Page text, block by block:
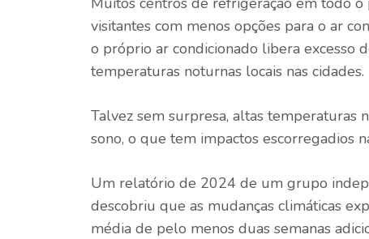
visitantes com menos opções para o ar
o próprio ar condicionado libera excesso
temperaturas noturnas locais nas cidades.
Talvez sem surpresa, altas temperaturas
sono, o que tem impactos escorregadios
Um relatório de 2024 de um grupo
descobriu que as mudanças climáticas
média de pelo menos duas semanas